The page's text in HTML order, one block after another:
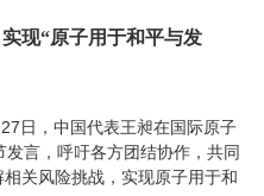
现“原子用于和平与发
日，中国代表王昶在国际原子
言，呼吁各方团结协作，共同
关风险挑战，实现原子用于和